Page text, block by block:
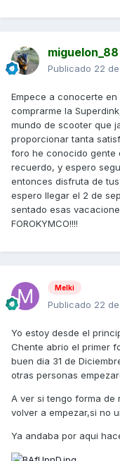
miguelon_88
Publicado 22
Empece a conocerte
comprarme la
mundo de scooter que
proporcionar tanta
foro he conocido gente
recuerdo, y espero
entonces disfruta de
espero llegar el 2 de
sentado esas
FOROKYMCO!!!!
Melki
Publicado 22
Yo estoy desde el
Chente abrio el primer
buen dia 31 de
otras personas
A ver si tengo forma de
volver a empezar,si no
Ya andaba por aqui